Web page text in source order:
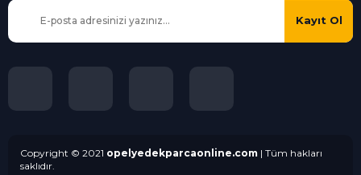
Kayıt Ol
Copyright © 2021 opelyedekparcaonline.com | Tüm hakları
saklıdır.